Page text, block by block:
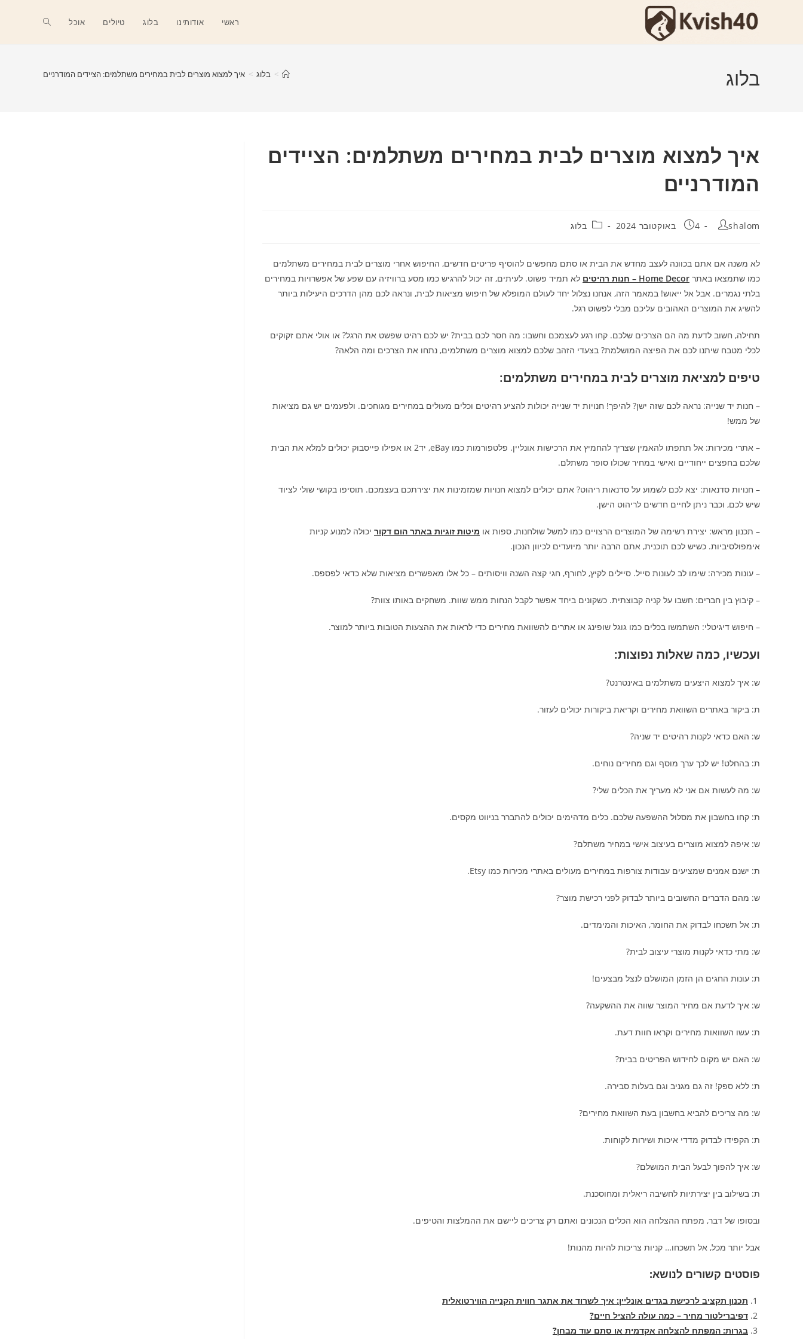
ראשי אודותינו בלוג טיולים אוכל Toggle
בלוג > בלוג > איך למצוא מוצרים לבית במחירים משתלמים: הציידים המודרניים
איך למצוא מוצרים לבית במחירים משתלמים: הציידים
המודרניים
מחבר:
shalom פורסם: 4 באוקטובר 2024 קטגוריה:
בלוג
לא משנה אם אתם בכוונה לעצב מחדש את הבית או סתם מחפשים להוסיף פריטים חדשים, החיפוש אחרי מוצרים לבית במחירים משתלמים
כמו שתמצאו באתר Home Decor – חנות רהיטים
לא תמיד פשוט. לעיתים, זה יכול להרגיש כמו מסע ברוויזיה עם שפע של אפשרויות במחירים
בלתי נגמרים. אבל אל ייאוש! במאמר הזה, אנחנו נצלול יחד לעולם המופלא של חיפוש מציאות לבית, ונראה לכם מהן הדרכים היעילות ביותר
להשיג את המוצרים האהובים עליכם מבלי לפשוט רגל.
תחילה, חשוב לדעת מה הם הצרכים שלכם. קחו רגע לעצמכם וחשבו: מה חסר לכם בבית? יש לכם רהיט שפשט את הרגל? או אולי אתם זקוקים
לכלי מטבח שיתנו לכם את הפיצה המושלמת? בצעדי הזהב שלכם למצוא מוצרים משתלמים, נתחו את הצרכים ומה הלאה?
טיפים למציאת מוצרים לבית במחירים משתלמים:
– חנות יד שנייה: נראה לכם שזה ישן? להיפך! חנויות יד שנייה יכולות להציע רהיטים וכלים מעולים במחירים מגוחכים. ולפעמים יש גם מציאות
של ממש!
– אתרי מכירות: אל תתפתו להאמין שצריך להחמיץ את הרכישות אונליין. פלטפורמות כמו eBay, יד2 או אפילו פייסבוק יכולים למלא את הבית
שלכם בחפצים ייחודיים ואישי במחיר שכולו סופר משתלם.
– חנויות סדנאות: יצא לכם לשמוע על סדנאות ריהוט? אתם יכולים למצוא חנויות שמזמינות את יצירתכם בעצמכם. תוסיפו בקושי שולי לציוד
שיש לכם, וכבר ניתן לחיים חדשים לריהוט הישן.
– תכנון מראש: יצירת רשימה של המוצרים הרצויים כמו למשל שולחנות, ספות או מיטות זוגיות באתר הום דקור יכולה למנוע קניות
אימפולסיביות. כשיש לכם תוכנית, אתם הרבה יותר מיועדים לכיוון הנכון.
– עונות מכירה: שימו לב לעונות סייל. סיילים לקיץ, לחורף, חגי קצה השנה וויסותים – כל אלו מאפשרים מציאות שלא כדאי לפספס.
– קיבוץ בין חברים: חשבו על קניה קבוצתית. כשקונים ביחד אפשר לקבל הנחות ממש שוות. משחקים באותו צוות?
– חיפוש דיגיטלי: השתמשו בכלים כמו גוגל שופינג או אתרים להשוואת מחירים כדי לראות את ההצעות הטובות ביותר למוצר.
ועכשיו, כמה שאלות נפוצות:
ש: איך למצוא היצעים משתלמים באינטרנט?
ת: ביקור באתרים השוואת מחירים וקריאת ביקורות יכולים לעזור.
ש: האם כדאי לקנות רהיטים יד שניה?
ת: בהחלט! יש לכך ערך מוסף וגם מחירים נוחים.
ש: מה לעשות אם אני לא מעריך את הכלים שלי?
ת: קחו בחשבון את מסלול ההשפעה שלכם. כלים מדהימים יכולים להתברר בניווט מקסים.
ש: איפה למצוא מוצרים בעיצוב אישי במחיר משתלם?
ת: ישנם אמנים שמציעים עבודות צורפות במחירים מעולים באתרי מכירות כמו Etsy.
ש: מהם הדברים החשובים ביותר לבדוק לפני רכישת מוצר?
ת: אל תשכחו לבדוק את החומר, האיכות והמימדים.
ש: מתי כדאי לקנות מוצרי עיצוב לבית?
ת: עונות החגים הן הזמן המושלם לנצל מבצעים!
ש: איך לדעת אם מחיר המוצר שווה את ההשקעה?
ת: עשו השוואות מחירים וקראו חוות דעת.
ש: האם יש מקום לחידוש הפריטים בבית?
ת: ללא ספק! זה גם מגניב וגם בעלות סבירה.
ש: מה צריכים להביא בחשבון בעת השוואת מחירים?
ת: הקפידו לבדוק מדדי איכות ושירות לקוחות.
ש: איך להפוך לבעל הבית המושלם?
ת: בשילוב בין יצירתיות לחשיבה ריאלית ומחוסכנת.
ובסופו של דבר, מפתח ההצלחה הוא הכלים הנכונים ואתם רק צריכים ליישם את ההמלצות והטיפים.
אבל יותר מכל, אל תשכחו… קניות צריכות להיות מהנות!
פוסטים קשורים לנושא:
תכנון תקציב לרכישת בגדים אונליין: איך לשרוד את אתגר חווית הקנייה הווירטואלית
דפיברילטור מחיר – כמה עולה להציל חיים?
בגרות: המפתח להצלחה אקדמית או סתם עוד מבחן?